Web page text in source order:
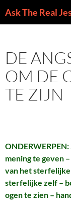
naar
DE
OM DE
TE ZIJN
mening te geven
van het sterfelijke
sterfelijke zelf –
ogen te zien –